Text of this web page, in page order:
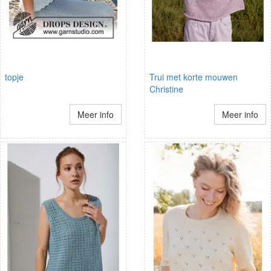
topje
Meer info
Trui met korte mouwen
Christine
Meer info